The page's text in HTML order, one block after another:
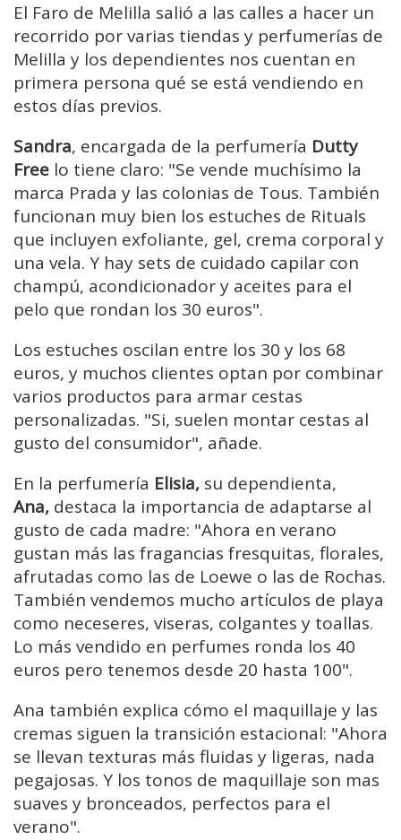
El Faro de Melilla salió a las calles a hacer un
recorrido por varias tiendas y perfumerías de
Melilla y los dependientes nos cuentan en
primera persona qué se está vendiendo en
estos días previos.
Sandra, encargada de la perfumería Dutty
Free lo tiene claro: "Se vende muchísimo la
marca Prada y las colonias de Tous. También
funcionan muy bien los estuches de Rituals
que incluyen exfoliante, gel, crema corporal y
una vela. Y hay sets de cuidado capilar con
champú, acondicionador y aceites para el
pelo que rondan los 30 euros".
Los estuches oscilan entre los 30 y los 68
euros, y muchos clientes optan por combinar
varios productos para armar cestas
personalizadas. "Si, suelen montar cestas al
gusto del consumidor", añade.
En la perfumería Elisia, su dependienta,
Ana, destaca la importancia de adaptarse al
gusto de cada madre: "Ahora en verano
gustan más las fragancias fresquitas, florales,
afrutadas como las de Loewe o las de Rochas.
También vendemos mucho artículos de playa
como neceseres, viseras, colgantes y toallas.
Lo más vendido en perfumes ronda los 40
euros pero tenemos desde 20 hasta 100".
Ana también explica cómo el maquillaje y las
cremas siguen la transición estacional: "Ahora
se llevan texturas más fluidas y ligeras, nada
pegajosas. Y los tonos de maquillaje son mas
suaves y bronceados, perfectos para el
verano".